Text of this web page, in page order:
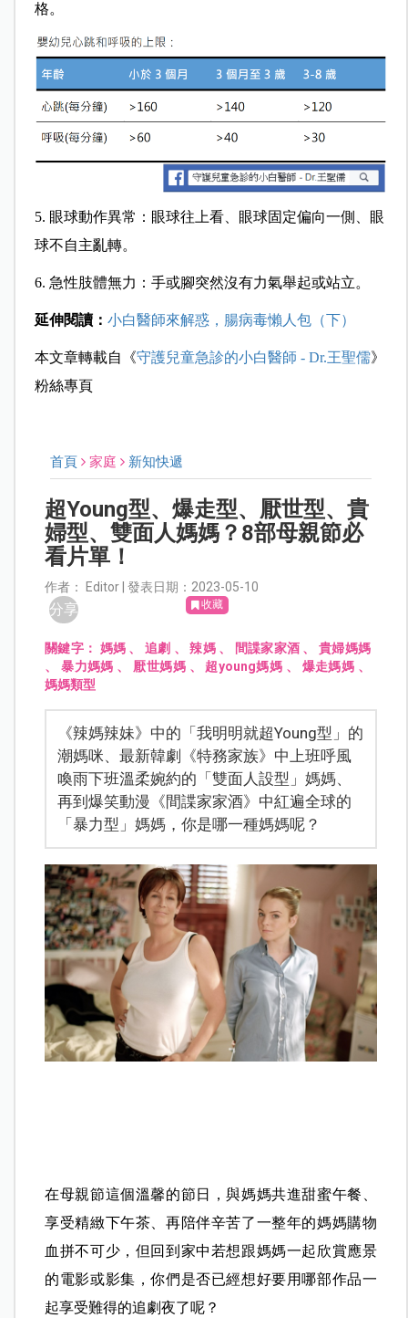
格。
5. 眼球動作異常：眼球往上看、眼球固定偏向一側、眼
球不自主亂轉。
6. 急性肢體無力：手或腳突然沒有力氣舉起或站立。
延伸閱讀： 小白醫師來解惑，腸病毒懶人包（下）
本文章轉載自《守護兒童急診的小白醫師 - Dr.王聖儒》
粉絲專頁
首頁 家庭 新知快遞
超Young型、爆走型、厭世型、貴
婦型、雙面人媽媽？8部母親節必
看片單！
作者： Editor | 發表日期：2023-05-10
分享 收藏
關鍵字： 媽媽 、 追劇 、辣媽、 間諜家家酒 、貴婦媽媽
、暴力媽媽 、 厭世媽媽 、 超young媽媽 、 爆走媽媽 、
媽媽類型
《辣媽辣妹》中的「我明明就超Young型」的
潮媽咪、最新韓劇《特務家族》中上班呼風
喚雨下班溫柔婉約的「雙面人設型」媽媽、
再到爆笑動漫《間諜家家酒》中紅遍全球的
「暴力型」媽媽，你是哪一種媽媽呢？
在母親節這個溫馨的節日，與媽媽共進甜蜜午餐、
享受精緻下午茶、再陪伴辛苦了一整年的媽媽購物
血拼不可少，但回到家中若想跟媽媽一起欣賞應景
的電影或影集，你們是否已經想好要用哪部作品一
起享受難得的追劇夜了呢？